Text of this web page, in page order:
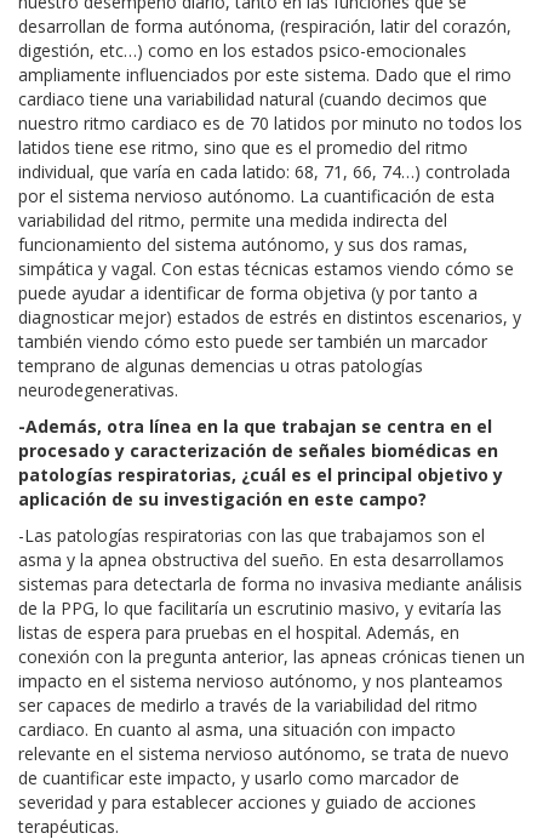
desarrollan de forma autónoma, (respiración, latir del corazón,
digestión, etc…) como en los estados psico-emocionales
ampliamente influenciados por este sistema. Dado que el rimo
cardiaco tiene una variabilidad natural (cuando decimos que
nuestro ritmo cardiaco es de 70 latidos por minuto no todos los
latidos tiene ese ritmo, sino que es el promedio del ritmo
individual, que varía en cada latido: 68, 71, 66, 74…) controlada
por el sistema nervioso autónomo. La cuantificación de esta
variabilidad del ritmo, permite una medida indirecta del
funcionamiento del sistema autónomo, y sus dos ramas,
simpática y vagal. Con estas técnicas estamos viendo cómo se
puede ayudar a identificar de forma objetiva (y por tanto a
diagnosticar mejor) estados de estrés en distintos escenarios, y
también viendo cómo esto puede ser también un marcador
temprano de algunas demencias u otras patologías
neurodegenerativas.
-Además, otra línea en la que trabajan se centra en el
procesado y caracterización de señales biomédicas en
patologías respiratorias, ¿cuál es el principal objetivo y
aplicación de su investigación en este campo?
-Las patologías respiratorias con las que trabajamos son el
asma y la apnea obstructiva del sueño. En esta desarrollamos
sistemas para detectarla de forma no invasiva mediante análisis
de la PPG, lo que facilitaría un escrutinio masivo, y evitaría las
listas de espera para pruebas en el hospital. Además, en
conexión con la pregunta anterior, las apneas crónicas tienen un
impacto en el sistema nervioso autónomo, y nos planteamos
ser capaces de medirlo a través de la variabilidad del ritmo
cardiaco. En cuanto al asma, una situación con impacto
relevante en el sistema nervioso autónomo, se trata de nuevo
de cuantificar este impacto, y usarlo como marcador de
severidad y para establecer acciones y guiado de acciones
terapéuticas.